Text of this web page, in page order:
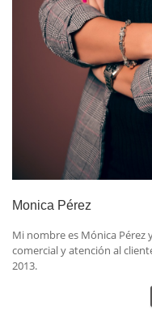
Monica Pérez
Mi nombre es Mónica
comercial y atención al
2013.